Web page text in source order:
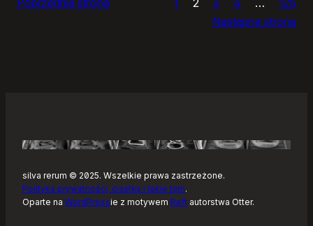
Następna strona
silva rerum © 2025. Wszelkie prawa zastrzeżone.
Polityka prywatności, ciastka i takie tam.
Oparte na WordPressie z motywem Raft autorstwa Otter.